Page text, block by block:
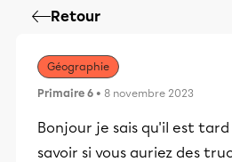
Retour
Géographie
Primaire 6 • 8 novembre 2023
Bonjour je sais qu'il est
savoir si vous auriez des